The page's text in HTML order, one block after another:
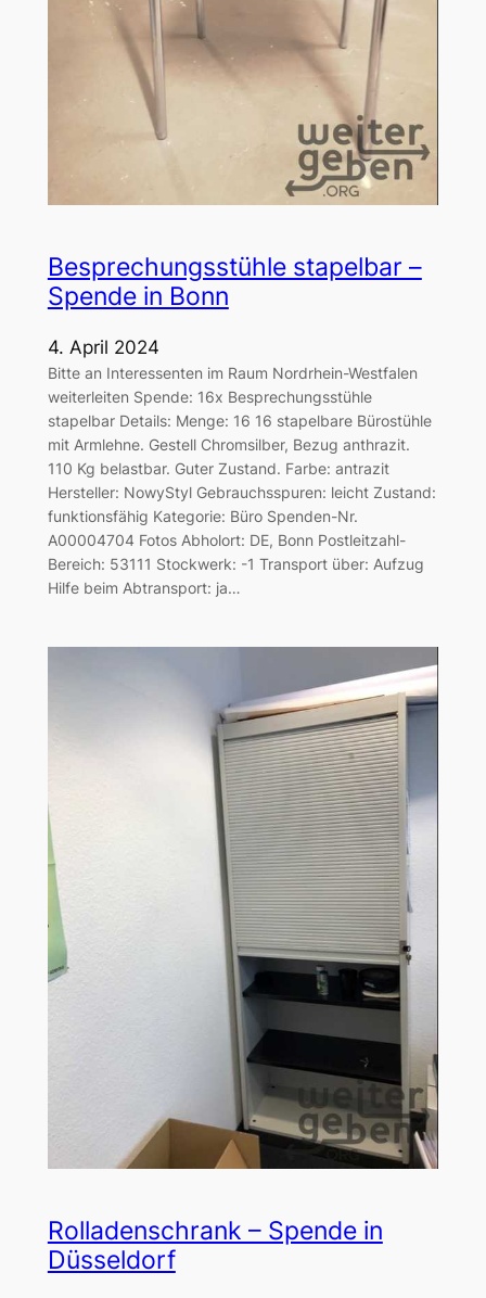
Besprechungsstühle stapelbar –
Spende in Bonn
4. April 2024
Bitte an Interessenten im Raum Nordrhein-Westfalen
weiterleiten Spende: 16x Besprechungsstühle
stapelbar Details: Menge: 16 16 stapelbare Bürostühle
mit Armlehne. Gestell Chromsilber, Bezug anthrazit.
110 Kg belastbar. Guter Zustand. Farbe: antrazit
Hersteller: NowyStyl Gebrauchsspuren: leicht Zustand:
funktionsfähig Kategorie: Büro Spenden-Nr.
A00004704 Fotos Abholort: DE, Bonn Postleitzahl-
Bereich: 53111 Stockwerk: -1 Transport über: Aufzug
Hilfe beim Abtransport: ja…
Rolladenschrank – Spende in
Düsseldorf